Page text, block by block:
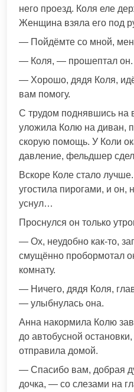
него проезд. Коля еле
Женщина взяла его под
— Пойдёмте со мной,
— Коля, — прошептал он.
— Хорошо, дядя Коля,
вам помогу.
С трудом поднявшись на
уложила Колю на диван,
скорую помощь. У Коли
давление, фельдшер
Вскоре Коле стало
угостила пирогами, и он,
уснул…
Проснулся он только
— Ох, неудобно как-то,
смущённо пробормотал
комнату.
— Ничего, дядя Коля,
— улыбнулась она.
Анна накормила Колю
до автобусной
отправила домой.
— Спасибо вам, добрая
дочка, — со слезами на